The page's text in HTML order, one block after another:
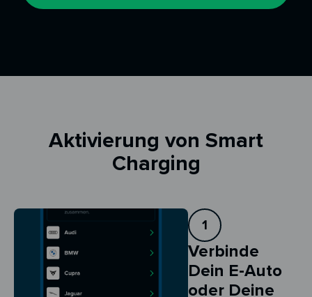
Aktivierung von Smart
Charging
1
Verbinde
Dein E-Auto
oder Deine